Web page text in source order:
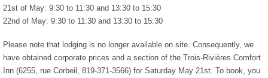
21st of May: 9:30 to 11:30 and 13:30 to 15:30
22nd of May: 9:30 to 11:30 and 13:30 to 15:30
Please note that lodging is no longer available on site. Consequently, we
have obtained corporate prices and a section of the Trois-Rivières Comfort
Inn (6255, rue Corbeil, 819-371-3566) for Saturday May 21st. To book, you